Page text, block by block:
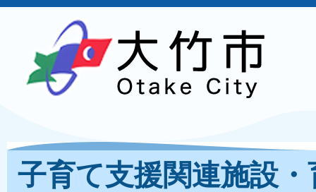
子育て支援関連施設